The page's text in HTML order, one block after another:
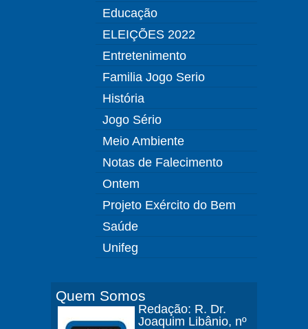
Educação
ELEIÇÕES 2022
Entretenimento
Familia Jogo Serio
História
Jogo Sério
Meio Ambiente
Notas de Falecimento
Ontem
Projeto Exército do Bem
Saúde
Unifeg
Quem Somos
Redação: R. Dr.
Joaquim Libânio, nº